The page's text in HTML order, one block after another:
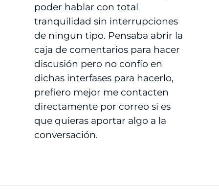
poder hablar con total
tranquilidad sin interrupciones
de ningun tipo. Pensaba abrir la
caja de comentarios para hacer
discusión pero no confío en
dichas interfases para hacerlo,
prefiero mejor me contacten
directamente por correo si es
que quieras aportar algo a la
conversación.